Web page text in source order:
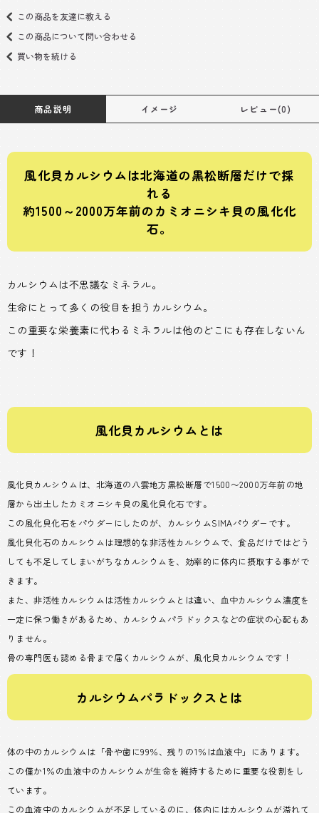
この商品を友達に教える
この商品について問い合わせる
買い物を続ける
商品説明 イメージ レビュー(0)
風化貝カルシウムは北海道の黒松断層だけで採
れる
約1500～2000万年前のカミオニシキ貝の風化化
石。
カルシウムは不思議なミネラル。
生命にとって多くの役目を担うカルシウム。
この重要な栄養素に代わるミネラルは他のどこにも存在しないん
です！
風化貝カルシウムとは
風化貝カルシウムは、北海道の八雲地方黒松断層で1500〜2000万年前の地
層から出土したカミオニシキ貝の風化貝化石です。
この風化貝化石をパウダーにしたのが、カルシウムSIMAパウダーです。
風化貝化石のカルシウムは理想的な非活性カルシウムで、食品だけではどう
しても不足してしまいがちなカルシウムを、効率的に体内に摂取する事がで
きます。
また、非活性カルシウムは活性カルシウムとは違い、血中カルシウム濃度を
一定に保つ働きがあるため、カルシウムパラドックスなどの症状の心配もあ
りません。
骨の専門医も認める骨まで届くカルシウムが、風化貝カルシウムです！
カルシウムパラドックスとは
体の中のカルシウムは「骨や歯に99％、残りの1％は血液中」にあります。
この僅か1％の血液中のカルシウムが生命を維持するために重要な役割をし
ています。
この血液中のカルシウムが不足しているのに、体内にはカルシウムが溢れて